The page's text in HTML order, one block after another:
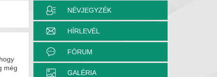
még
NÉVJEGYZÉK
HÍRLEVÉL
FÓRUM
GALÉRIA